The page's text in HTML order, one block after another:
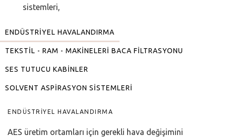
sistemleri,
ENDÜSTRIYEL HAVALANDIRMA
TEKSTIL - RAM - MAKINELERI BACA FILTRASYONU
SES TUTUCU KABINLER
SOLVENT ASPIRASYON SISTEMLERI
ENDÜSTRIYEL HAVALANDIRMA
AES üretim ortamları için gerekli hava değişimini